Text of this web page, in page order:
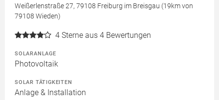
Weißerlenstraße 27, 79108 Freiburg im Breisgau (19km von
79108 Wieden)
4 Sterne aus 4 Bewertungen
SOLARANLAGE
Photovoltaik
SOLAR TÄTIGKEITEN
Anlage & Installation